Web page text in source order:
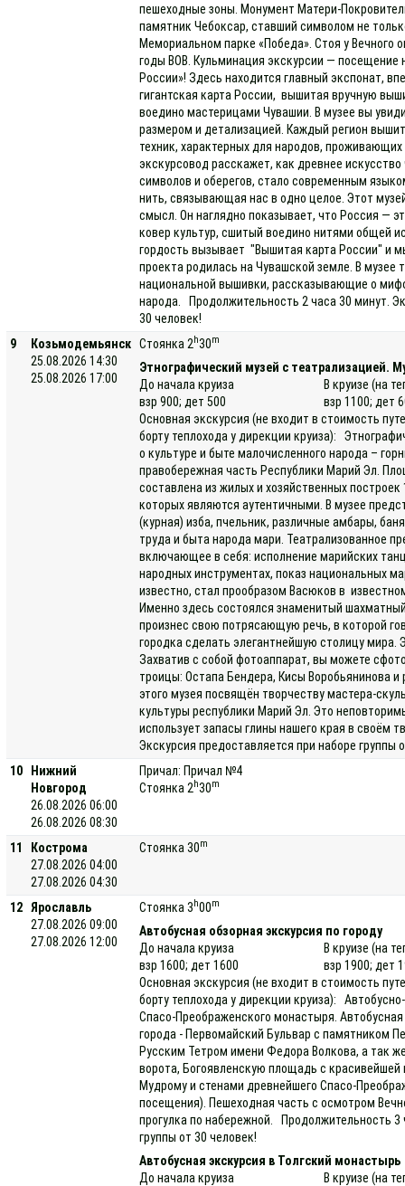
пешеходные зоны. Монумент Матери-
памятник Чебоксар, ставший символом не
Мемориальном парке «Победа». Стоя у Вечного
годы ВОВ. Кульминация экскурсии — посещение
России»! Здесь находится главный экспонат,
гигантская карта России, вышитая вручную
воедино мастерицами Чувашии. В музее вы
размером и детализацией. Каждый регион
техник, характерных для народов,
экскурсовод расскажет, как древнее
символов и оберегов, стало современным
нить, связывающая нас в одно целое. Этот
смысл. Он наглядно показывает, что Россия —
ковер культур, сшитый воедино нитями общей
гордость вызывает "Вышитая карта России" и
проекта родилась на Чувашской земле. В
национальной вышивки, рассказывающие о
народа. Продолжительность 2 часа 30 минут.
30 человек!
9
Козьмодемьянск
25.08.2026 14:30
25.08.2026 17:00
Стоянка 2 h30m
Этнографический музей с театрализацией.
До начала круиза
взр 900; дет 500
В круизе (на
взр 1100; дет
Основная экскурсия (не входит в стоимость
борту теплохода у дирекции круиза):
о культуре и быте малочисленного народа –
правобережная часть Республики Марий Эл.
составлена из жилых и хозяйственных
которых являются аутентичными. В музее
(курная) изба, пчельник, различные амбары,
труда и быта народа мари. Театрализованное
включающее в себя: исполнение марийских
народных инструментах, показ национальных
известно, стал прообразом Васюков в
Именно здесь состоялся знаменитый
произнес свою потрясающую речь, в которой
городка сделать элегантнейшую столицу
Захватив с собой фотоаппарат, вы можете
троицы: Остапа Бендера, Кисы Воробьянинова
этого музея посвящён творчеству мастера-
культуры республики Марий Эл. Это
использует запасы глины нашего края в своём
Экскурсия предоставляется при наборе группы
10
Нижний
Новгород
26.08.2026 06:00
26.08.2026 08:30
Причал: Причал №4
Стоянка 2 h30m
11
Кострома
27.08.2026 04:00
27.08.2026 04:30
Стоянка 30m
12
Ярославль
27.08.2026 09:00
27.08.2026 12:00
Стоянка 3 h00m
Автобусная обзорная экскурсия по городу
До начала круиза
взр 1600; дет 1600
В круизе (на
взр 1900; дет
Основная экскурсия (не входит в стоимость
борту теплохода у дирекции круиза):
Спасо-Преображенского монастыря.
города - Первомайский Бульвар с памятником
Русским Тетром имени Федора Волкова, а так
ворота, Богоявленскую площадь с
Мудрому и стенами древнейшего Спасо-
посещения). Пешеходная часть с осмотром
прогулка по набережной. Продолжительность
группы от 30 человек!
Автобусная экскурсия в Толгский монастырь
До начала круиза
В круизе (на